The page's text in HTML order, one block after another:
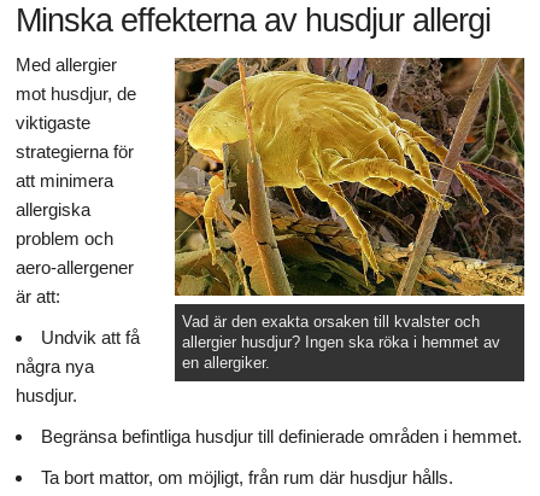
Minska effekterna av husdjur allergi
Vad är den exakta orsaken till kvalster och
allergier husdjur? Ingen ska röka i hemmet av
en allergiker.
Med allergier
mot husdjur, de
viktigaste
strategierna för
att minimera
allergiska
problem och
aero-allergener
är att:
Undvik att få
några nya
husdjur.
Begränsa befintliga husdjur till definierade områden i hemmet.
Ta bort mattor, om möjligt, från rum där husdjur hålls.